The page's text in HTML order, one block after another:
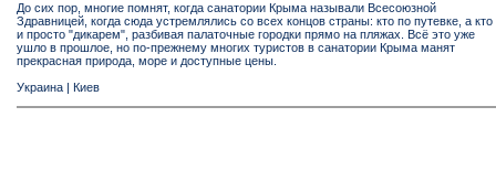
До сих пор, многие помнят, когда санатории Крыма называли Всесоюзной
Здравницей, когда сюда устремлялись со всех концов страны: кто по путевке, а кто
и просто "дикарем", разбивая палаточные городки прямо на пляжах. Всё это уже
ушло в прошлое, но по-прежнему многих туристов в санатории Крыма манят
прекрасная природа, море и доступные цены.
Украина
Киев